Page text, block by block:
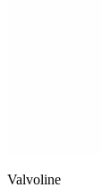
Valvoline